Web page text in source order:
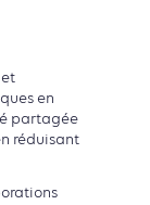
et
en
partagée
réduisant